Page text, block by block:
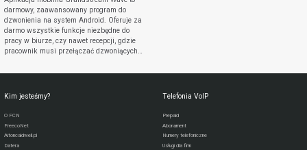
darmowy, zaawansowany program do
dzwonienia na system Android. Oferuje za
darmo wszystkie funkcje niezbędne do
pracy w biurze, czy nawet recepcji, gdzie
pracownik musi przełączać dzwoniących…
Kim jesteśmy?
O FCN
FreecoNet
Aitoncaldwell.pl
Datera
Telefonia VoIP
Prepaid
Abonament
Numery telefoniczne
Usługi dla firm